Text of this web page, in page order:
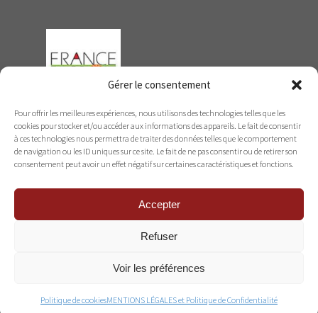
Gérer le consentement
Pour offrir les meilleures expériences, nous utilisons des technologies telles que les
cookies pour stocker et/ou accéder aux informations des appareils. Le fait de consentir
à ces technologies nous permettra de traiter des données telles que le comportement
de navigation ou les ID uniques sur ce site. Le fait de ne pas consentir ou de retirer son
consentement peut avoir un effet négatif sur certaines caractéristiques et fonctions.
Accepter
Refuser
Voir les préférences
Politique de cookiesMENTIONS LÉGALES et Politique de Confidentialité
© Vignobles Maurin 2021. L’abus d’alcool est dangereux pour la
santé. À consommer avec modération.Mentions légales